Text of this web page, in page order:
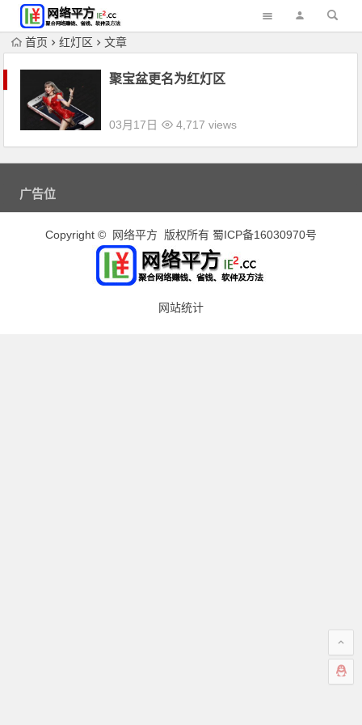
首页 红灯区 文章
聚宝盆更名为红灯区
03月17日 4,717 views
广告位
Copyright © 网络平方 版权所有 蜀ICP备16030970号
网站统计